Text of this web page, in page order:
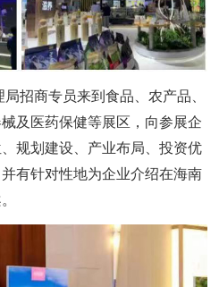
招商专员来到食品、农产品、
及医药保健等展区，向参展企
规划建设、产业布局、投资优
有针对性地为企业介绍在海南